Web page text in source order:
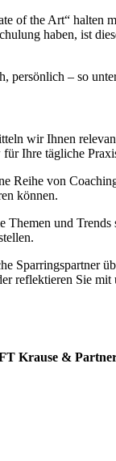
of the Art“ halten
haben, ist
persönlich – so
wir Ihnen
Ihre tägliche
Reihe von
können.
Themen und
Sparringspartner
reflektieren Sie
Krause &